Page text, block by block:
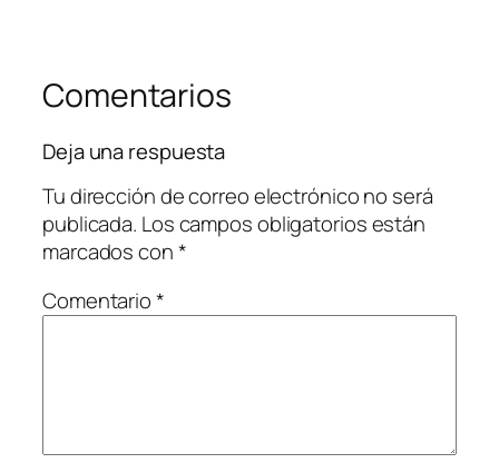
Comentarios
Deja una respuesta
Tu dirección de correo electrónico no será
publicada. Los campos obligatorios están
marcados con*
Comentario*